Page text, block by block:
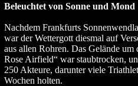
Beleuchtet von Sonne und Mond
Nachdem Frankfurts
war der Wettergott diesmal auf
aus allen Rohren. Das Gelände
Rose Airfield“ war staubtrocken,
250 Akteure, darunter viele
Wochen holten.